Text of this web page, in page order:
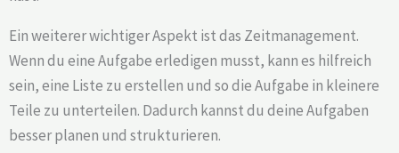
Ein weiterer wichtiger Aspekt ist das Zeitmanagement.
Wenn du eine Aufgabe erledigen musst, kann es hilfreich
sein, eine Liste zu erstellen und so die Aufgabe in kleinere
Teile zu unterteilen. Dadurch kannst du deine Aufgaben
besser planen und strukturieren.